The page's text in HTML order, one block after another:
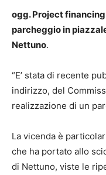
ogg.Project
parcheggio in
Nettuno.
“E’ stata di recente
indirizzo, del
realizzazione di un
La vicenda è
che ha portato allo
di Nettuno, viste le